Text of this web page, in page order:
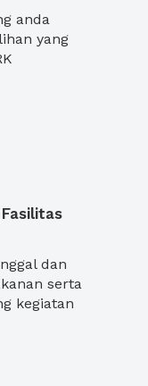
anda
yang
dan
serta
kegiatan